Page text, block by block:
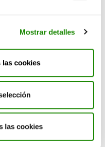
Mostrar detalles
las cookies
las cookies
y a reciclar
que es la persona que